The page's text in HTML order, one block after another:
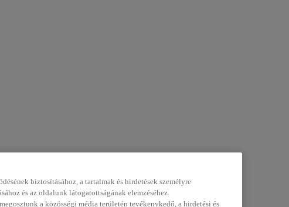
biztosításához, a tartalmak és hirdetések személyre
és az oldalunk látogatottságának elemzéséhez.
a közösségi média területén tevékenykedő, a hirdetési és